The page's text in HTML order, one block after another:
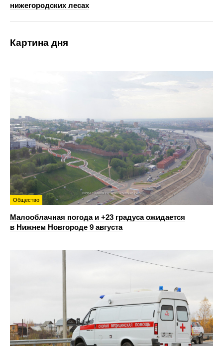
нижегородских лесах
Картина дня
Общество
Малооблачная погода и +23 градуса ожидается
в Нижнем Новгороде 9 августа